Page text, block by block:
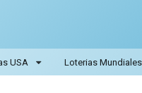
USA Loterias Mundiales